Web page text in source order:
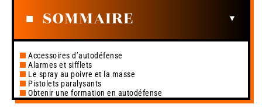
SOMMAIRE
Accessoires d’autodéfense
Alarmes et sifflets
Le spray au poivre et la masse
Pistolets paralysants
Obtenir une formation en autodéfense